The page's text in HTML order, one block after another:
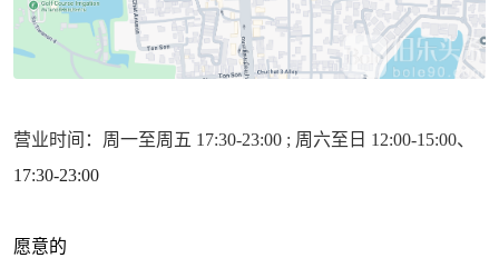
营业时间：周一至周五 17:30-23:00 ; 周六至日 12:00-15:00、
17:30-23:00
愿意的